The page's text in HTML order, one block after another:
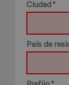
Ciudad
País de